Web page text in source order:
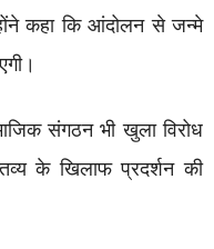
कहा कि आंदोलन से जन्मे
संगठन भी खुला विरोध
के खिलाफ प्रदर्शन की